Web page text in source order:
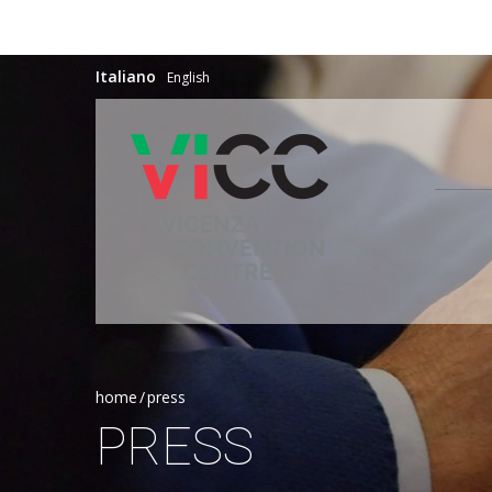
Italiano English
home press
PRESS